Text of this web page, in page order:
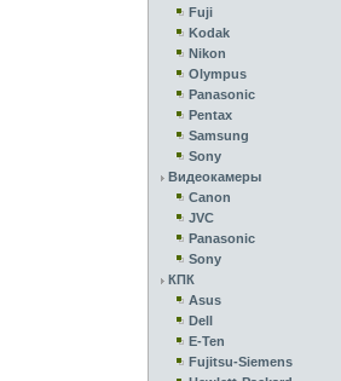
Fuji
Kodak
Nikon
Olympus
Panasonic
Pentax
Samsung
Sony
Видеокамеры
Canon
JVC
Panasonic
Sony
КПК
Asus
Dell
E-Ten
Fujitsu-Siemens